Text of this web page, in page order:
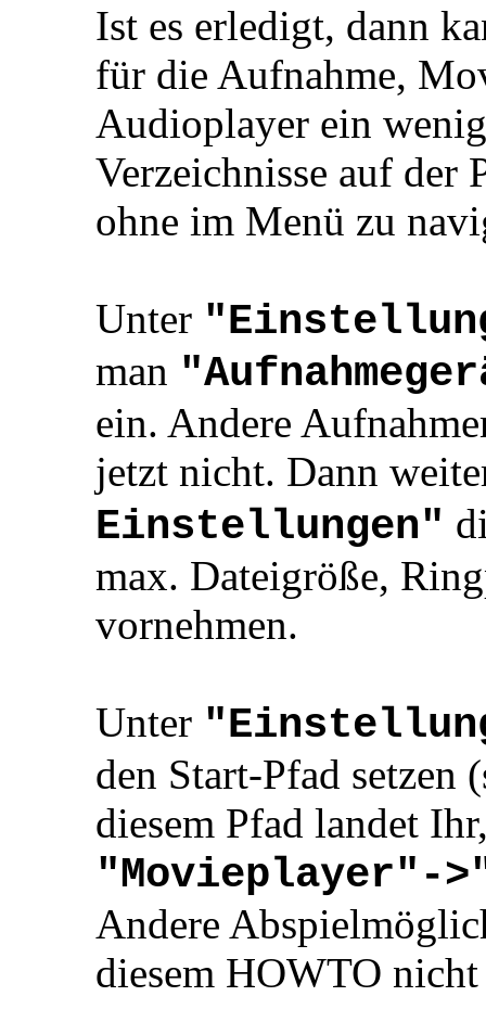
Ist es erledigt, dann
für die Aufnahme,
Audioplayer ein
Verzeichnisse auf der
ohne im Menü zu
Unter
man
ein. Andere
jetzt nicht. Dann
Einstellungen"
max. Dateigröße,
vornehmen.
Unter
den Start-Pfad
diesem Pfad landet
"Movieplayer"-
Andere
diesem HOWTO